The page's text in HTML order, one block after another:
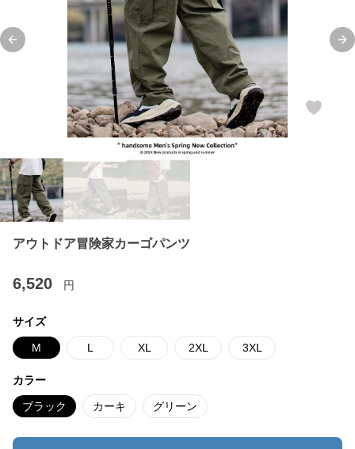
Previous slide
アウトドア冒険家カーゴパンツ
6,520 円
サイズ
M L XL 2XL 3XL
カラー
ブラック カーキ グリーン